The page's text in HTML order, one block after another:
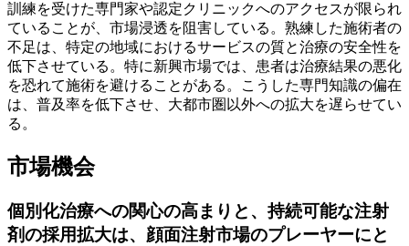
訓練を受けた専門家や認定クリニックへのアクセスが限られ
ていることが、市場浸透を阻害している。熟練した施術者の
不足は、特定の地域におけるサービスの質と治療の安全性を
低下させている。特に新興市場では、患者は治療結果の悪化
を恐れて施術を避けることがある。こうした専門知識の偏在
は、普及率を低下させ、大都市圏以外への拡大を遅らせてい
る。
市場機会
個別化治療への関心の高まりと、持続可能な注射
剤の採用拡大は、顔面注射市場のプレーヤーにと